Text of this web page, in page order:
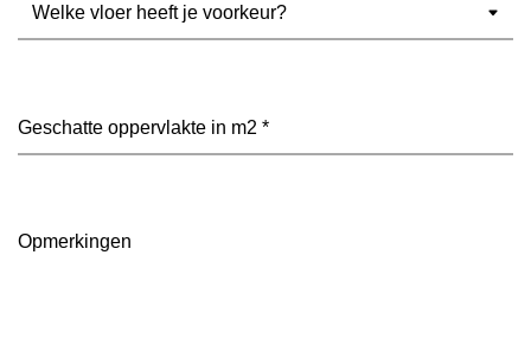
Opmerkingen